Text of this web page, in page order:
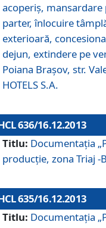
acoperiş,
parter, înlocuire
exterioară,
dejun, extindere pe
Poiana Braşov, str.
HOTELS S.A.
636/16.12.2013
Titlu: Documentaţia
producţie, zona Triaj -
635/16.12.2013
Titlu: Documentaţia